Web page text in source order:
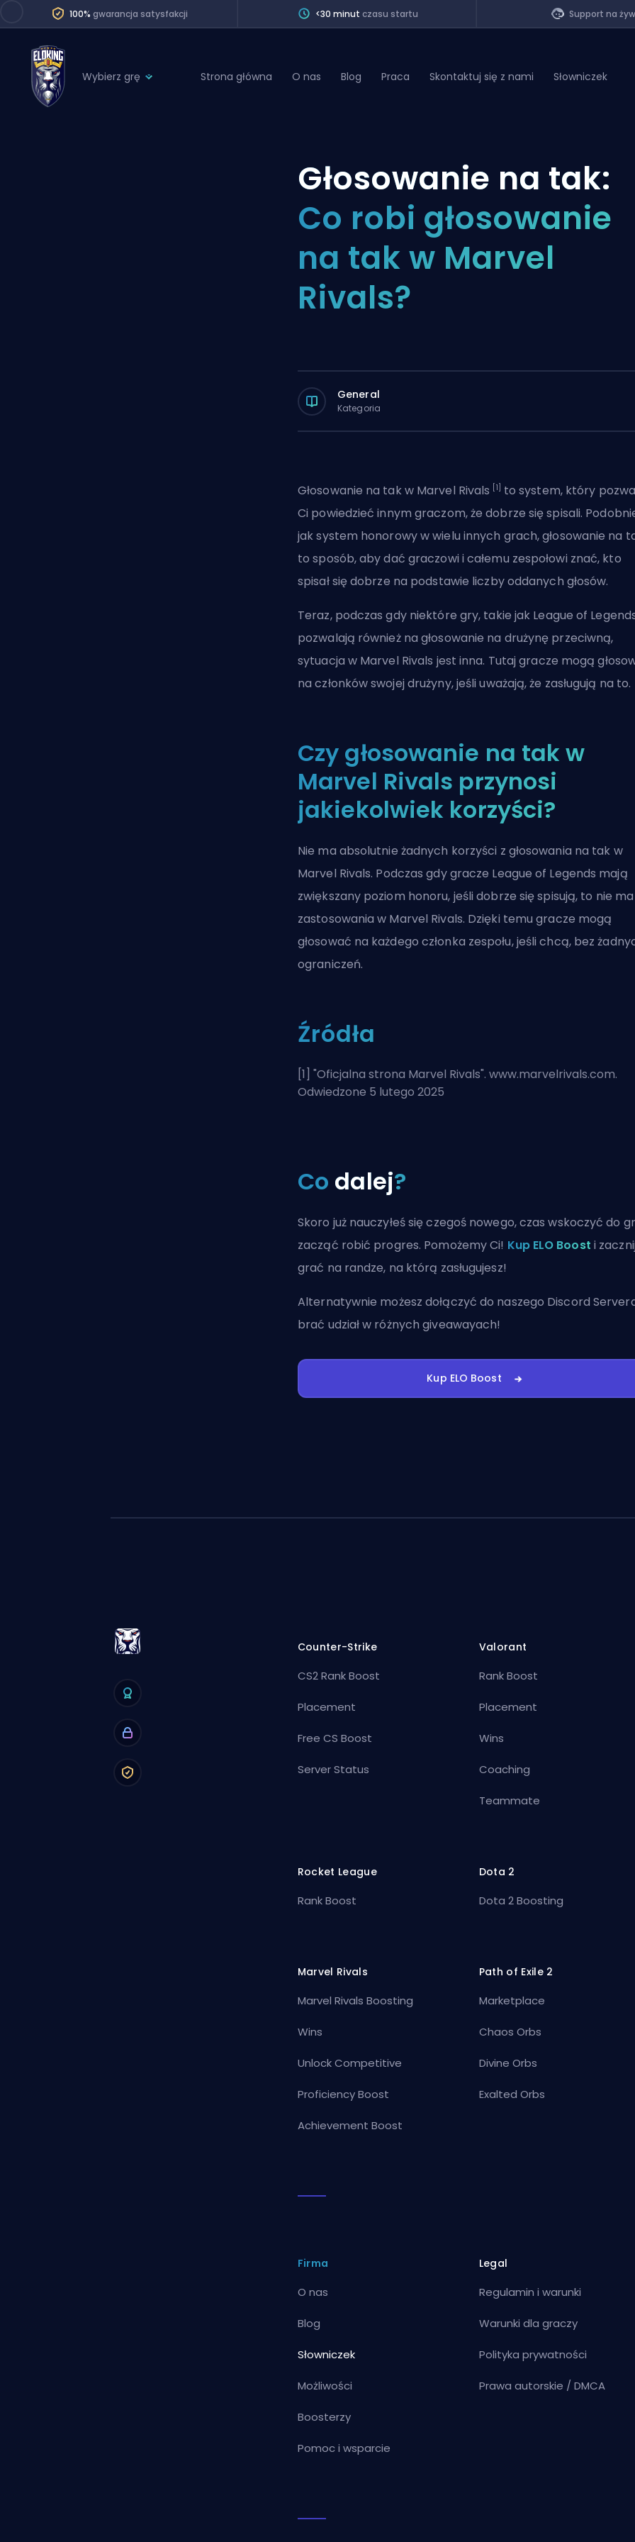
100% gwarancja satysfakcji <30 minutczasu startu Support na
Wybierz grę
Division Boost
Teammate
Strona główna O nas Blog Praca Skontaktuj się z nami Słowniczek
Głosowanie na tak:
Co robi głosowanie
na tak w Marvel
Rivals?
General
Kategoria
Głosowanie na tak w Marvel Rivals [1]
to system, który
Ci powiedzieć innym graczom, że dobrze się spisali.
jak system honorowy w wielu innych grach, głosowanie na
to sposób, aby dać graczowi i całemu zespołowi znać, kto
spisał się dobrze na podstawie liczby oddanych głosów.
Teraz, podczas gdy niektóre gry, takie jak League of
pozwalają również na głosowanie na drużynę przeciwną,
sytuacja w Marvel Rivals jest inna. Tutaj gracze mogą
na członków swojej drużyny, jeśli uważają, że zasługują na to.
Czy głosowanie na tak w
Marvel Rivals przynosi
jakiekolwiek korzyści?
Nie ma absolutnie żadnych korzyści z głosowania na tak w
Marvel Rivals. Podczas gdy gracze League of Legends mają
zwiększany poziom honoru, jeśli dobrze się spisują, to nie
zastosowania w Marvel Rivals. Dzięki temu gracze mogą
głosować na każdego członka zespołu, jeśli chcą, bez
ograniczeń.
Źródła
[1] "Oficjalna strona Marvel Rivals". www.marvelrivals.com.
Odwiedzone 5 lutego 2025
Co dalej?
Skoro już nauczyłeś się czegoś nowego, czas wskoczyć do
zacząć robić progres. Pomożemy Ci! Kup ELO Boost i
grać na randze, na którą zasługujesz!
Alternatywnie możeszdołączyć do naszego Discord
brać udział w różnych giveawayach!
Kup ELO Boost
Counter-Strike
CS2 Rank Boost
Placement
Free CS Boost
Server Status
Valorant
Rank Boost
Placement
Wins
Coaching
Teammate
Rocket League
Rank Boost
Dota 2
Dota 2 Boosting
Marvel Rivals
Marvel Rivals Boosting
Wins
Unlock Competitive
Proficiency Boost
Achievement Boost
Path of Exile 2
Marketplace
Chaos Orbs
Divine Orbs
Exalted Orbs
Firma
O nas
Blog
Słowniczek
Możliwości
Boosterzy
Pomoc i wsparcie
Legal
Regulamin i warunki
Warunki dla graczy
Polityka prywatności
Prawa autorskie / DMCA